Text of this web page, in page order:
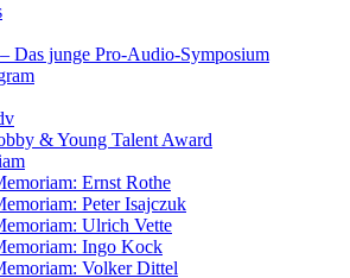
Das junge Pro-Audio-Symposium
& Young Talent Award
Ernst Rothe
Peter Isajczuk
Ulrich Vette
Ingo Kock
Volker Dittel